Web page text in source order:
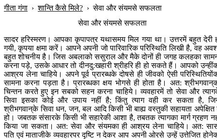
गीता गंगा ›शान्ति कैसे मिले? ›सेवा और संयमसे सफलता
सेवा और संयमसे सफलता
सादर हरिस्मरण। आपका कृपापत्र यथासमय मिल गया था। उत्तरमें बहुत देरी
गयी, कृपया क्षमा करें। आपने अपनी जो पारिवारिक परिस्थिति लिखी है, वह
बहुत शोचनीय है। जिस अबलाको ससुराल और मैके दोनों ही जगह कलहका
करना पड़े, उसके आधार तो दीनदु:खहारी श्रीहरि ही हो सकते हैं। आपको
आश्रय लेना चाहिये। अपने पूर्व प्रारब्धके दोषसे ही जीवको ऐसी
सामना करना पड़ता है। प्रारब्धका क्षय भोगसे ही होता है। अत:
चिन्तन करते हुए इन सबको सहन करना चाहिये। व्यवहारमें तो सेवा और
सिवा इसका कोई और उपाय नहीं है; किंतु त्याग वही कर सकता है,
श्रीभगवान‍्के सिवा धन, जन, बल आदि किसी भी बाह्य वस्तुकी सहायता अपेक्षित
हो। जबतक संसारके किसी भी सहारेकी आशा है, तबतक त्यागका मार्ग ग्रहण
किया जा सकता। अत: सेवा और संयमका ही आश्रय लेना चाहिये। अत:
पति एवं माताजीके व्यवहारपर दृष्टि न देकर आप अपनी ओरसे उन्हें उत्तेजित